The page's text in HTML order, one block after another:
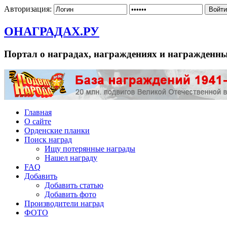
Авторизация:
ОНАГРАДАХ.РУ
Портал о наградах, награждениях и
Главная
О сайте
Орденские планки
Поиск наград
Ищу потерянные награды
Нашел награду
FAQ
Добавить
Добавить статью
Добавить фото
Производители наград
ФОТО